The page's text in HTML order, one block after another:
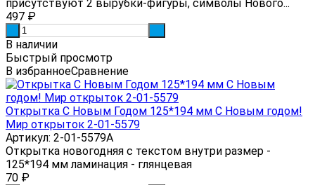
присутствуют 2 вырубки-фигуры, символы Нового...
497 ₽
В наличии
Быстрый просмотр
В избранноеСравнение
Открытка С Новым Годом 125*194 мм С Новым годом!
Мир открыток 2-01-5579
Артикул: 2-01-5579А
Открытка новогодняя с текстом внутри размер -
125*194 мм ламинация - глянцевая
70 ₽